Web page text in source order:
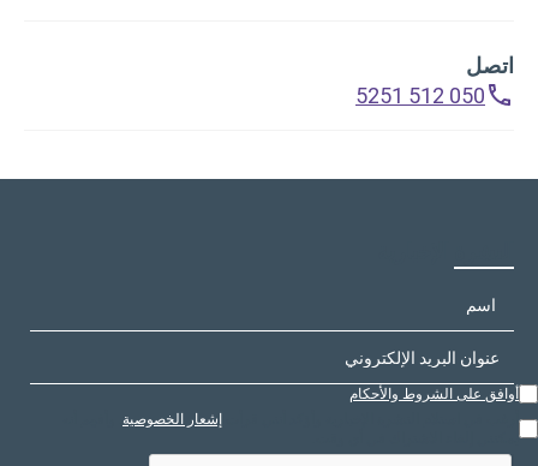
اتصل
050 512 5251
أوافق على الشروط والأحكام
إشعار الخصوصية